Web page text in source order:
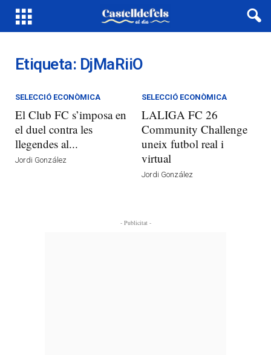
Etiqueta: DjMaRiiO
SELECCIÓ ECONÒMICA
El Club FC s’imposa en
el duel contra les
llegendes al...
Jordi González
SELECCIÓ ECONÒMICA
LALIGA FC 26
Community Challenge
uneix futbol real i
virtual
Jordi González
- Publicitat -